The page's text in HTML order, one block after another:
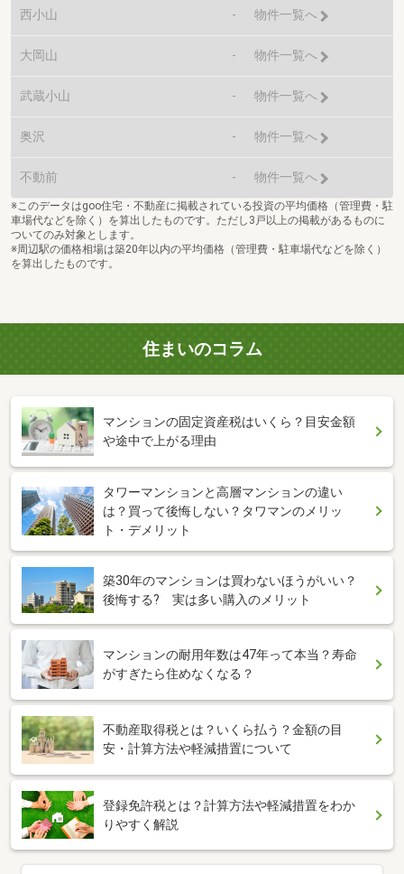
西小山 - 物件一覧へ
大岡山 - 物件一覧へ
武蔵小山 - 物件一覧へ
奥沢 - 物件一覧へ
不動前 - 物件一覧へ
※このデータはgoo住宅・不動産に掲載されている投資の平均価格（管理費・駐
車場代などを除く）を算出したものです。ただし3戸以上の掲載があるものに
ついてのみ対象とします。
※周辺駅の価格相場は築20年以内の平均価格（管理費・駐車場代などを除く）
を算出したものです。
住まいのコラム
マンションの固定資産税はいくら？目安金額
や途中で上がる理由
タワーマンションと高層マンションの違い
は？買って後悔しない？タワマンのメリッ
ト・デメリット
築30年のマンションは買わないほうがいい？
後悔する? 実は多い購入のメリット
マンションの耐用年数は47年って本当？寿命
がすぎたら住めなくなる？
不動産取得税とは？いくら払う？金額の目
安・計算方法や軽減措置について
登録免許税とは？計算方法や軽減措置をわか
りやすく解説